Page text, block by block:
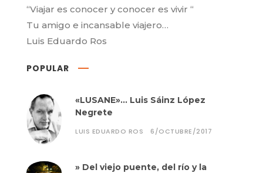
“Viajar es conocer y conocer es vivir “
Tu amigo e incansable viajero…
Luis Eduardo Ros
POPULAR
«LUSANE»… Luis Sáinz López
Negrete
LUIS EDUARDO ROS 6/OCTUBRE/2017
» Del viejo puente, del río y la